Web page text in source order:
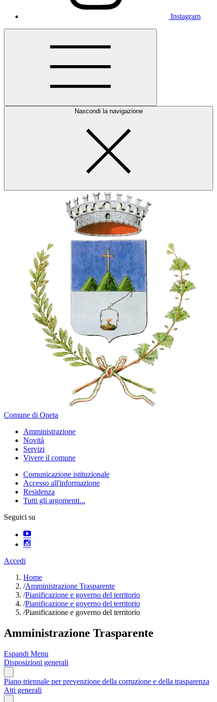
Instagram
Nascondi la navigazione
Comune di Oneta
Amministrazione
Novità
Servizi
Vivere il comune
Comunicazione istituzionale
Accesso all'informazione
Residenza
Tutti gli argomenti...
Seguici su
Accedi
Home
/Amministrazione Trasparente
/Pianificazione e governo del territorio
/Pianificazione e governo del territorio
/Pianificazione e governo del territorio
Amministrazione Trasparente
Espandi Menu
Disposizioni generali
Piano triennale per prevenzione della corruzione e della trasparenza
Atti generali